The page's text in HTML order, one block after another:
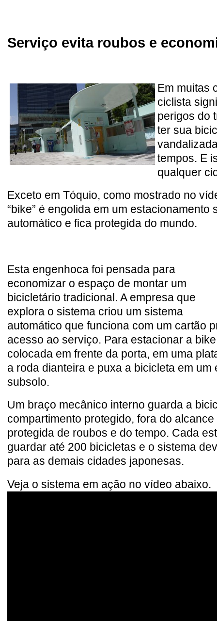
Serviço evita roubos e
Em muitas
ciclista
perigos do
ter sua
tempos. E
qualquer
Exceto em Tóquio, como mostrado no
“bike” é engolida em um estacionamento
automático e fica protegida do mundo.
Esta engenhoca foi pensada para
economizar o espaço de montar um
bicicletário tradicional. A empresa que
explora o sistema criou um sistema
automático que funciona com um cartão
acesso ao serviço. Para estacionar a
colocada em frente da porta, em uma
a roda dianteira e puxa a bicicleta em um
subsolo.
Um braço mecânico interno guarda a
compartimento protegido, fora do
protegida de roubos e do tempo. Cada
guardar até 200 bicicletas e o sistema
para as demais cidades japonesas.
Veja o sistema em ação no vídeo abaixo.